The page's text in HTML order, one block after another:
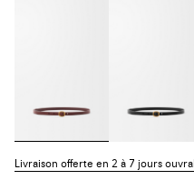
Livraison offerte en 2 à 7 jours